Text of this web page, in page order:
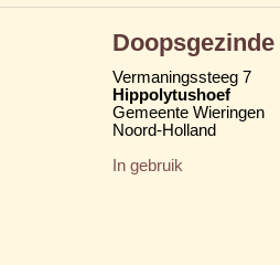
Vermaningssteeg 7
Hippolytushoef
Gemeente Wieringen
Noord-Holland
In gebruik